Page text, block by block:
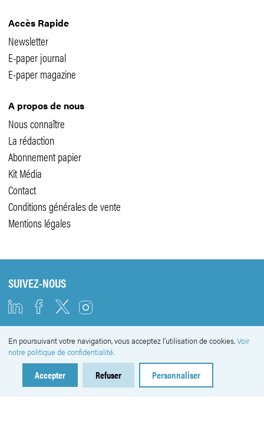
Accès Rapide
Newsletter
E-paper journal
E-paper magazine
A propos de nous
Nous connaître
La rédaction
Abonnement papier
Kit Média
Contact
Conditions générales de vente
Mentions légales
SUIVEZ-NOUS
NEWSLETTER
En poursuivant votre navigation, vous acceptez l'utilisation de cookies.Voir
notre politique de confidentialité.
Accepter Refuser Personnaliser